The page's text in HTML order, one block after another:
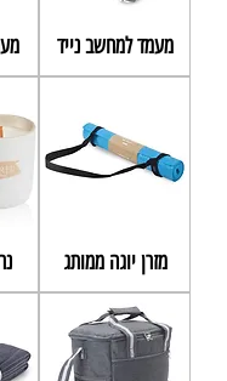
מעמד למחשב נייד
מזרן יוגה ממותג